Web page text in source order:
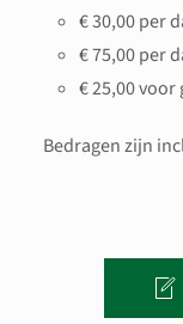
€ 30,00 per
€ 75,00 per
€ 25,00
Bedragen zijn